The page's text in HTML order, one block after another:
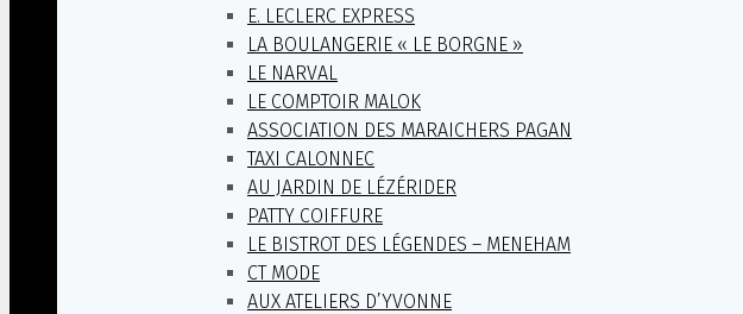
E. LECLERC EXPRESS
LA BOULANGERIE « LE BORGNE »
LE NARVAL
LE COMPTOIR MALOK
ASSOCIATION DES MARAICHERS PAGAN
TAXI CALONNEC
AU JARDIN DE LÉZÉRIDER
PATTY COIFFURE
LE BISTROT DES LÉGENDES – MENEHAM
CT MODE
AUX ATELIERS D’YVONNE